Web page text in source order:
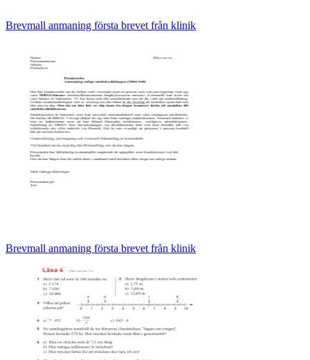
Brevmall anmaning första brevet från klinik
Brevmall anmaning första brevet från klinik